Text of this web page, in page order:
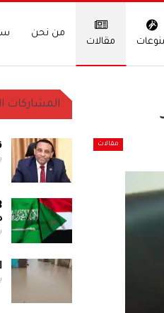
مقالات
من نحن
مقالات
المشاركات